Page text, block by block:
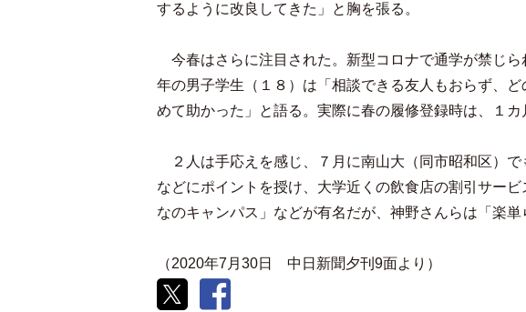
するように改良してきた」と胸を張る。
今春はさらに注目された。新型コロナで通学が禁じら
年の男子学生（１８）は「相談できる友人もおらず、
めて助かった」と語る。実際に春の履修登録時は、１
２人は手応えを感じ、７月に南山大（同市昭和区）
などにポイントを授け、大学近くの飲食店の割引サー
なのキャンパス」などが有名だが、神野さんらは「楽
（2020年7月30日 中日新聞夕刊9面より）